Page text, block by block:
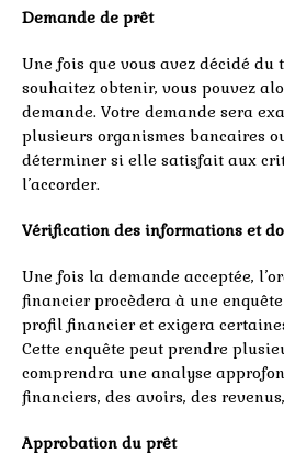
Demande de prêt
Une fois que vous avez décidé du
souhaitez obtenir, vous pouvez
demande. Votre demande sera
plusieurs organismes bancaires
déterminer si elle satisfait aux
l’accorder.
Vérification des informations et
Une fois la demande acceptée,
financier procèdera à une
profil financier et exigera
Cette enquête peut prendre
comprendra une analyse
financiers, des avoirs, des
Approbation du prêt